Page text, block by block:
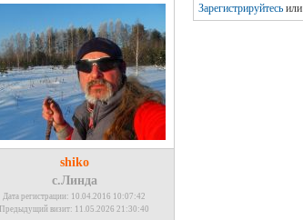
shiko
с.Линда
Дата регистрации: 10.04.2016 10:07:42
Предыдущий визит: 11.05.2026 21:30:40
Зарегистрируйтесьили